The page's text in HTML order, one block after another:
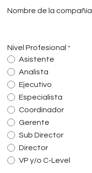
Nombre de la compañía
Nivel Profesional *
Asistente
Analista
Ejecutivo
Especialista
Coordinador
Gerente
Sub Director
Director
VP y/o C-Level